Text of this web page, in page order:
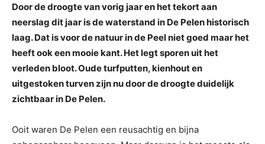
Door de droogte van vorig jaar en het tekort aan
neerslag dit jaar is de waterstand in De Pelen historisch
laag. Dat is voor de natuur in de Peel niet goed maar het
heeft ook een mooie kant. Het legt sporen uit het
verleden bloot. Oude turfputten, kienhout en
uitgestoken turven zijn nu door de droogte duidelijk
zichtbaar in De Pelen.
Ooit waren De Pelen een reusachtig en bijna